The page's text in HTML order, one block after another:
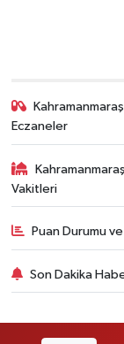
Eczaneler
Vakitleri
Puan Durumu
Son Dakika